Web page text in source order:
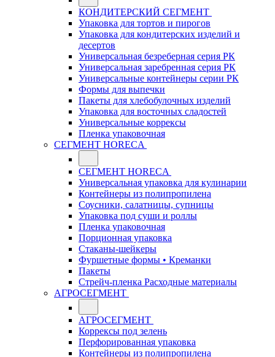
КОНДИТЕРСКИЙ СЕГМЕНТ
Упаковка для тортов и пирогов
Упаковка для кондитерских изделий и
десертов
Универсальная безреберная серия РК
Универсальная заребренная серия РК
Универсальные контейнеры серии РК
Формы для выпечки
Пакеты для хлебобулочных изделий
Упаковка для восточных сладостей
Универсальные коррексы
Пленка упаковочная
СЕГМЕНТ HORECA
СЕГМЕНТ HORECA
Универсальная упаковка для кулинарии
Контейнеры из полипропилена
Соусники, салатницы, супницы
Упаковка под суши и роллы
Пленка упаковочная
Порционная упаковка
Стаканы-шейкеры
Фуршетные формы • Креманки
Пакеты
Стрейч-пленка Расходные материалы
АГРОСЕГМЕНТ
АГРОСЕГМЕНТ
Коррексы под зелень
Перфорированная упаковка
Контейнеры из полипропилена